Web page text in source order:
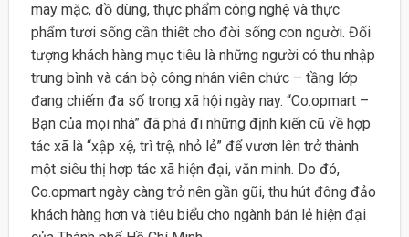
may mặc, đồ dùng, thực phẩm công nghệ và thực
phẩm tươi sống cần thiết cho đời sống con người. Đối
tượng khách hàng mục tiêu là những người có thu nhập
trung bình và cán bộ công nhân viên chức – tầng lớp
đang chiếm đa số trong xã hội ngày nay. “Co.opmart –
Bạn của mọi nhà” đã phá đi những định kiến cũ về hợp
tác xã là “xập xệ, trì trệ, nhỏ lẻ” để vươn lên trở thành
một siêu thị hợp tác xã hiện đại, văn minh. Do đó,
Co.opmart ngày càng trở nên gần gũi, thu hút đông đảo
khách hàng hơn và tiêu biểu cho ngành bán lẻ hiện đại